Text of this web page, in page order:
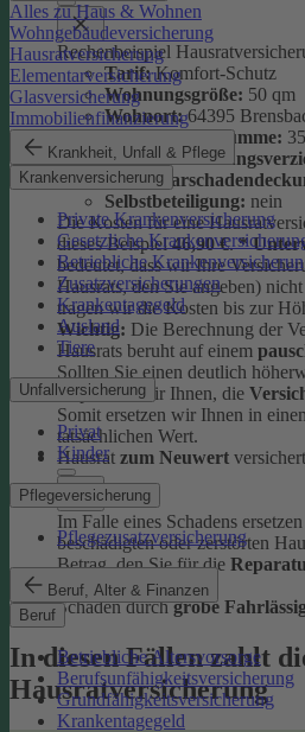
Alles zu Haus & Wohnen
Wohngebäudeversicherung
Hausratversicherung
Elementarversicherung
Glasversicherung
Immobilienfinanzierung
Krankheit, Unfall & Pflege
Krankenversicherung
Private Krankenversicherung
Gesetzliche
Betriebliche
Zusatzversicherungen
Krankentagegeld
Ausland
Tiere
Unfallversicherung
Privat
Kinder
Pflegeversicherung
Pflegezusatzversicherung
Beruf, Alter & Finanzen
Beruf
Betriebliche Altersvorsorge
Berufsunfähigkeitsversicherung
Grundfähigkeitsversicherung
Krankentagegeld
Rechenbeispiel
Tarif:Komfort-Schutz
Wohnungsgröße: 50 qm
Wohnort:64395
Versicherungssumme:
Selbstbeteiligung: nein
Die Kosten für eine
dieses Beispiel46,90 €.*
bedeutet, dass wir Ihre
Hausrats, den Sie angeben)
tragen wir die Kosten bis zur
Wichtig: Die Berechnung der
Hausrats beruht auf einem
Sollten Sie einen deutlich
empfehlen wir Ihnen, die
Somit ersetzen wir Ihnen in
tatsächlichen Wert.
Hausrat zum Neuwert versichert
Im Falle eines Schadens
beschädigten oder zerstörten
Betrag, den Sie für die
ausgeben müssten.
Schäden durchgrobe
In diesen Fällen zahlt
Hausratversicherung